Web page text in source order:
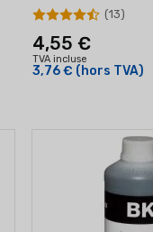
4,55 €
TVA incluse
3,76 € (hors TVA)
(13)